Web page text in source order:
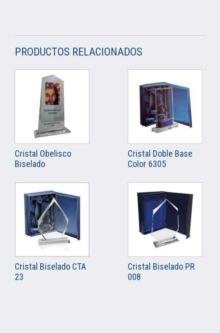
PRODUCTOS RELACIONADOS
Cristal Obelisco
Biselado
Cristal Doble Base
Color 6305
Cristal Biselado CTA
23
Cristal Biselado PR
008